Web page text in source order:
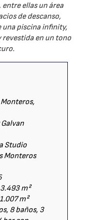
ellas un área
de descanso,
una piscina infinity,
en un tono
Studio
Monteros
m²
m²
8 baños, 3